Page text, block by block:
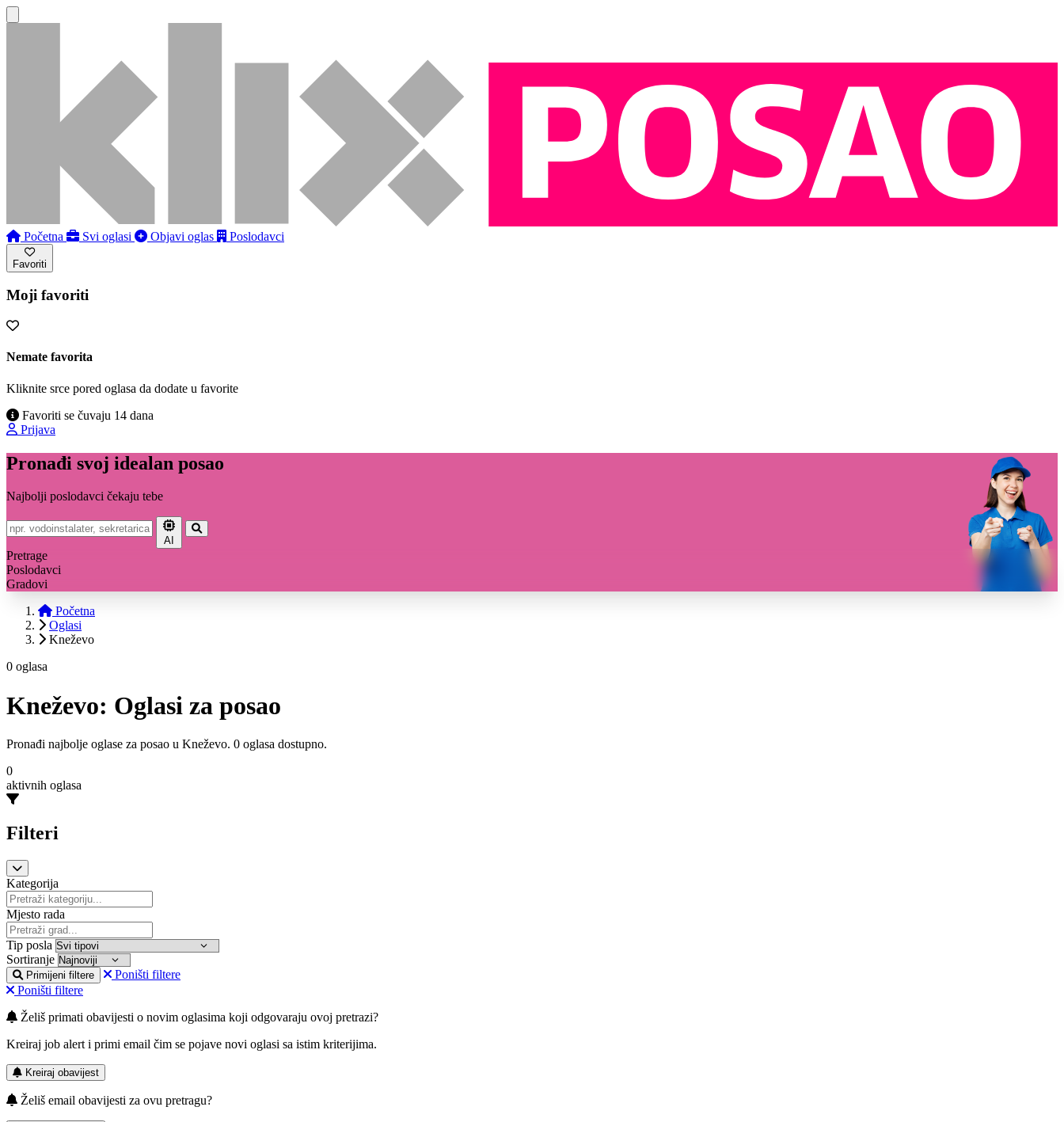
Početna Svi oglasi Objavi oglas Poslodavci
Favoriti
Moji favoriti
Nemate favorita
Kliknite srce pored oglasa da dodate u favorite
Favoriti se čuvaju 14 dana
Prijava
Pronađi svoj idealan posao
Najbolji poslodavci čekaju tebe
AI
Pretrage
Poslodavci
Gradovi
Početna
Oglasi
Kneževo
0 oglasa
Kneževo: Oglasi za posao
Pronađi najbolje oglase za posao u Kneževo. 0 oglasa dostupno.
0
aktivnih oglasa
Filteri
Kategorija
Mjesto rada
Tip posla
Sortiranje
Primijeni filtere
Poništi filtere
Poništi filtere
Želiš primati obavijesti o novim oglasima koji odgovaraju ovoj pretrazi?
Kreiraj job alert i primi email čim se pojave novi oglasi sa istim kriterijima.
Kreiraj obavijest
Želiš email obavijesti za ovu pretragu?